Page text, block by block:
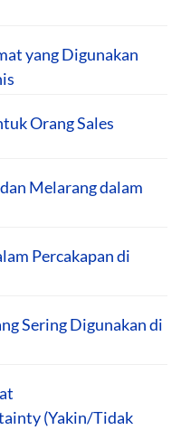
yang Digunakan
Orang Sales
Melarang dalam
Percakapan di
Sering Digunakan di
(Yakin/Tidak